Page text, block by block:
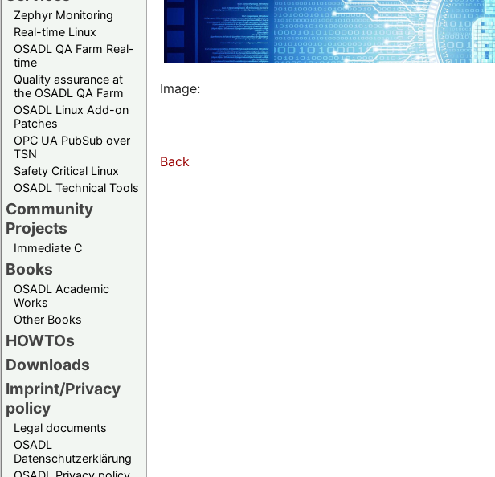
Zephyr Monitoring
Real-time Linux
OSADL QA Farm Real-
time
Quality assurance at
the OSADL QA Farm
OSADL Linux Add-on
Patches
OPC UA PubSub over
TSN
Safety Critical Linux
OSADL Technical Tools
Community
Projects
Immediate C
Books
OSADL Academic
Works
Other Books
HOWTOs
Downloads
Imprint/Privacy
policy
Legal documents
OSADL
Datenschutzerklärung
Image:
Back